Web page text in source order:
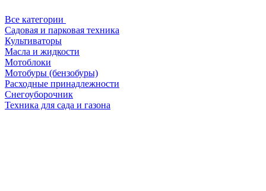
Все категории
Садовая и парковая техника
Культиваторы
Масла и жидкости
Мотоблоки
Мотобуры (бензобуры)
Расходные принадлежности
Снегоуборочник
Техника для сада и газона